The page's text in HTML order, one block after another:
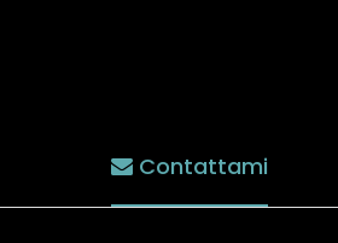
Contattami